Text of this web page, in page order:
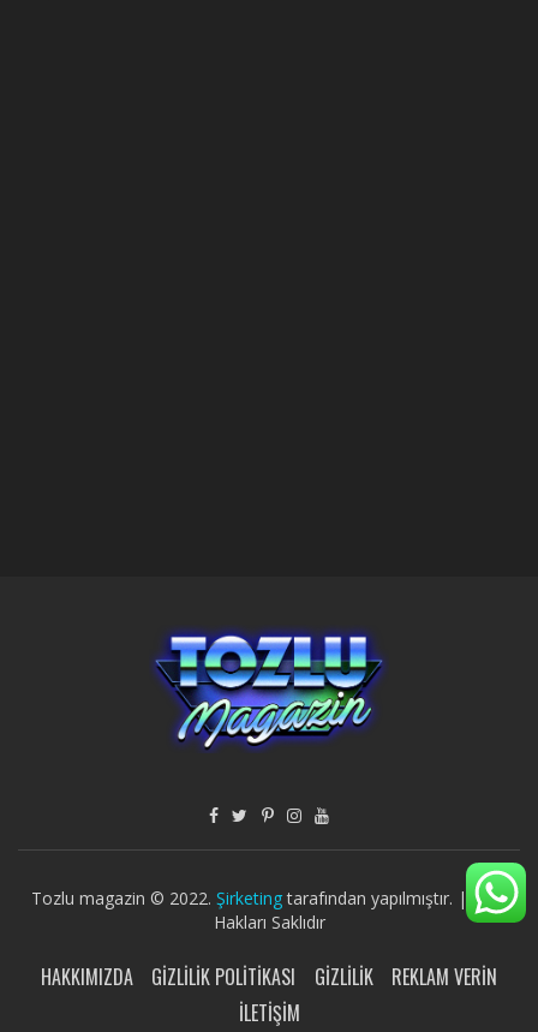
Tozlu magazin © 2022. Şirketingtarafından yapılmıştır. | Tüm
Hakları Saklıdır
HAKKIMIZDA GIZLILIK POLITIKASI GIZLILIK
REKLAM VERIN
İLETIŞIM